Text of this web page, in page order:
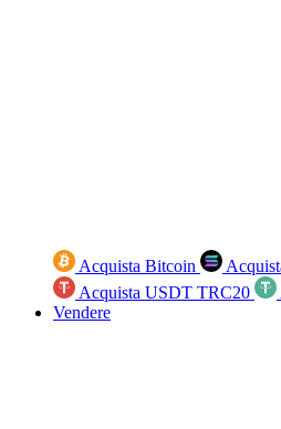
Acquista Bitcoin
Acquista USDT TRC20
Vendere